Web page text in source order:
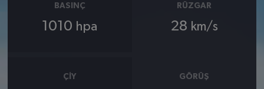
BASINÇ
1010 hpa
RÜZGAR
28 km/s
ÇIY GÖRÜŞ